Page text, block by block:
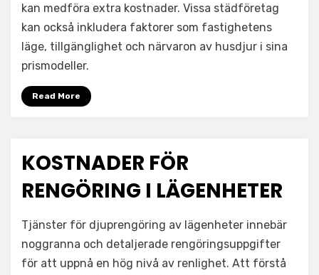
kan medföra extra kostnader. Vissa städföretag
kan också inkludera faktorer som fastighetens
läge, tillgänglighet och närvaron av husdjur i sina
prismodeller.
Read More
KOSTNADER FÖR
RENGÖRING I LÄGENHETER
Tjänster för djuprengöring av lägenheter innebär
noggranna och detaljerade rengöringsuppgifter
för att uppnå en hög nivå av renlighet. Att förstå